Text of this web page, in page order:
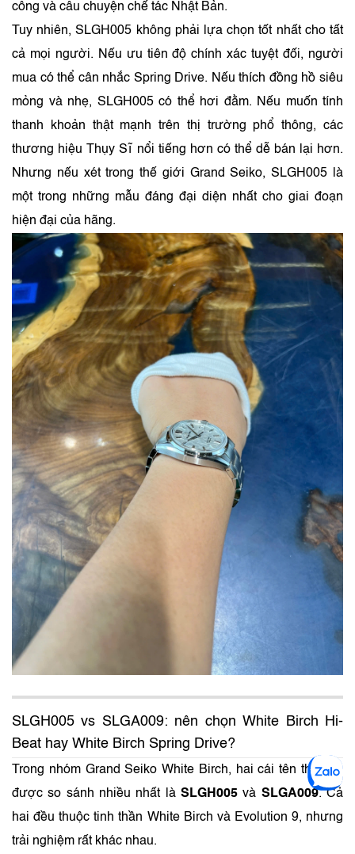
công và câu chuyện chế tác Nhật Bản.
Tuy nhiên, SLGH005 không phải lựa chọn tốt nhất cho tất
cả mọi người. Nếu ưu tiên độ chính xác tuyệt đối, người
mua có thể cân nhắc Spring Drive. Nếu thích đồng hồ siêu
mỏng và nhẹ, SLGH005 có thể hơi đằm. Nếu muốn tính
thanh khoản thật mạnh trên thị trường phổ thông, các
thương hiệu Thụy Sĩ nổi tiếng hơn có thể dễ bán lại hơn.
Nhưng nếu xét trong thế giới Grand Seiko, SLGH005 là
một trong những mẫu đáng đại diện nhất cho giai đoạn
hiện đại của hãng.
SLGH005 vs SLGA009: nên chọn White Birch Hi-
Beat hay White Birch Spring Drive?
Trong nhóm Grand Seiko White Birch, hai cái tên thường
được so sánh nhiều nhất là SLGH005 và SLGA009. Cả
hai đều thuộc tinh thần White Birch và Evolution 9, nhưng
trải nghiệm rất khác nhau.